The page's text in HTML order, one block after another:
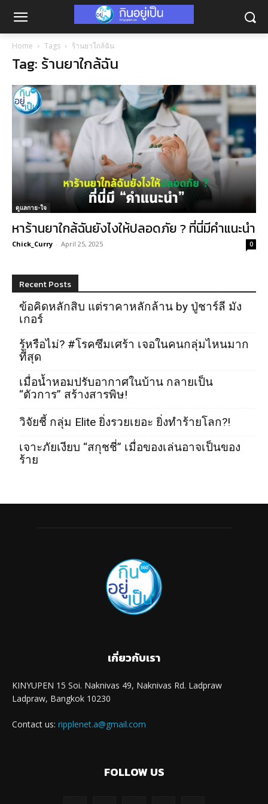
Home Tags ร้านยาใกล้ฉัน
Tag: ร้านยาใกล้ฉัน
ดูแลกาย-ใจ
หาร้านยาใกล้ฉันยังไงให้ปลอดภัย ? ที่นี่มีคำแนะนำ
Chick_Curry - April 25, 2025 0
Recent Posts
ข้อคิดหลักสิบ แต่ราคาหลักล้าน by ปู่ชาร์ลี มัง
เกอร์
รู้หรือไม่? #โรคซึมเศร้า เจอในคนกลุ่มไหนมาก
ที่สุด
เมื่อน้ำหอมปรับอากาศในบ้าน กลายเป็น
“ตัวการ” สร้างสารพิษ!
วิจัยชี้ กลุ่ม Elite ยิ่งรวยเยอะ ยิ่งทำร้ายโลก?!
เจาะภัยเงียบ “สกุชชี่” เมื่อของเล่นอาจเป็นของ
ร้าย
เกี่ยวกับเรา
KINYUPEN 15 Soi. Naknivas 49, Naknivas Rd. Ladpraw
Ladpraw, Bangkok 10230
Contact us: ripplenet.a@gmail.com
FOLLOW US